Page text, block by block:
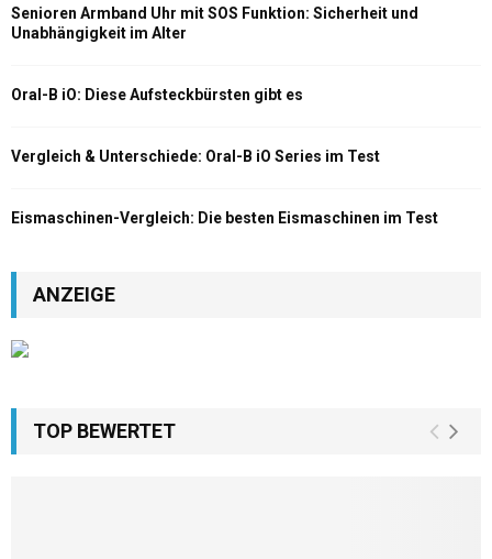
Senioren Armband Uhr mit SOS Funktion: Sicherheit und
Unabhängigkeit im Alter
Oral-B iO: Diese Aufsteckbürsten gibt es
Vergleich & Unterschiede: Oral-B iO Series im Test
Eismaschinen-Vergleich: Die besten Eismaschinen im Test
ANZEIGE
TOP BEWERTET